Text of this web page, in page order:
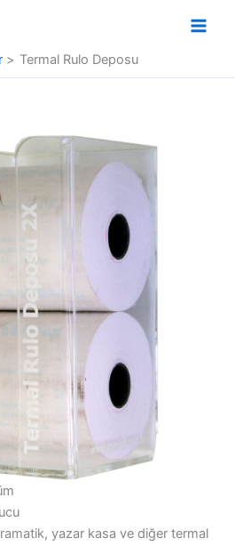
Termal Rulo Deposu
yazar kasa ve diğer termal